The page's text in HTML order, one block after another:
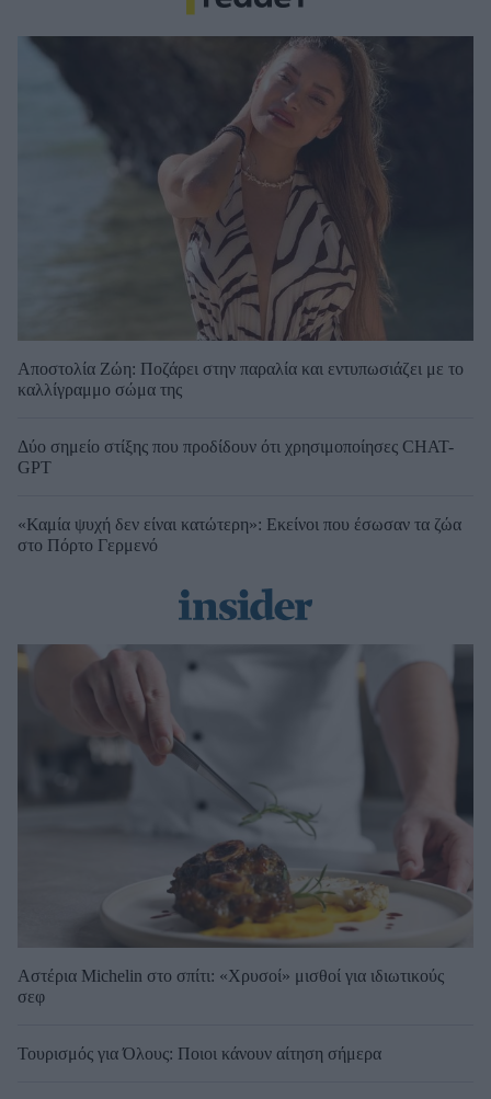
Αποστολία Ζώη: Ποζάρει στην παραλία και εντυπωσιάζει με το
καλλίγραμμο σώμα της
Δύο σημείο στίξης που προδίδουν ότι χρησιμοποίησες CHAT-
GPT
«Καμία ψυχή δεν είναι κατώτερη»: Εκείνοι που έσωσαν τα ζώα
στο Πόρτο Γερμενό
Αστέρια Michelin στο σπίτι: «Χρυσοί» μισθοί για ιδιωτικούς
σεφ
Τουρισμός για Όλους: Ποιοι κάνουν αίτηση σήμερα